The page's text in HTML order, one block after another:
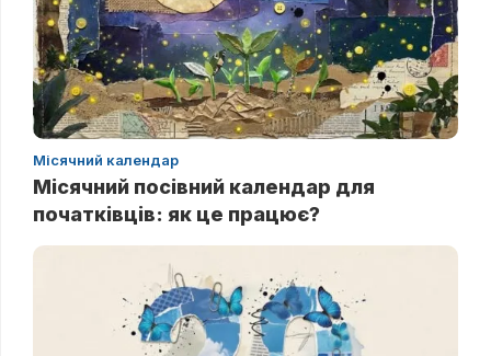
Місячний календар
Місячний посівний календар для
початківців: як це працює?